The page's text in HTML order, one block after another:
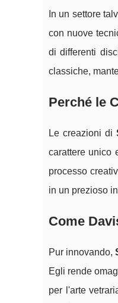
In un settore
con nuove
di differenti
classiche,
Perché le
Le creazioni di
carattere unico
processo
in un prezioso
Come
Pur innovando,
Egli rende
per l'arte